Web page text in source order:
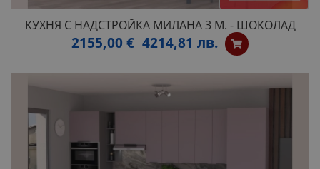
КУХНЯ С НАДСТРОЙКА МИЛАНА 3 М. - ШОКОЛАД
2155,00 € 4214,81 лв.